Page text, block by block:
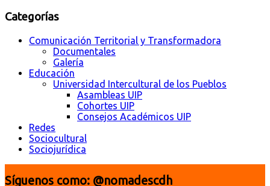
Categorías
Comunicación Territorial y Transformadora
Documentales
Galería
Educación
Universidad Intercultural de los Pueblos
Asambleas UIP
Cohortes UIP
Consejos Académicos UIP
Redes
Sociocultural
Sociojurídica
Síguenos como: @nomadescdh